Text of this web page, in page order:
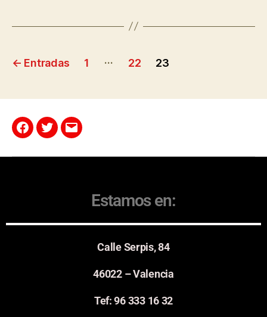
← Entradas 1 … 22 23
Estamos en:
Calle Serpis, 84
46022 – Valencia
Tef: 96 333 16 32